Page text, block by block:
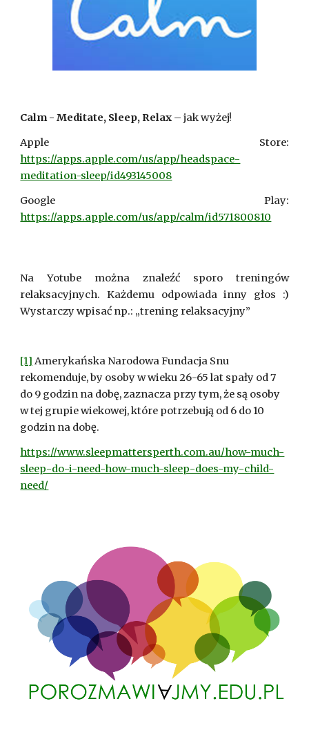
Calm - Meditate, Sleep, Relax – jak wyżej!
Apple Store:
https://apps.apple.com/us/app/headspace-
meditation-sleep/id493145008
Google Play:
https://apps.apple.com/us/app/calm/id571800810
Na Yotube można znaleźć sporo treningów
relaksacyjnych. Każdemu odpowiada inny głos :)
Wystarczy wpisać np.: „trening relaksacyjny”
[1] Amerykańska Narodowa Fundacja Snu
rekomenduje, by osoby w wieku 26-65 lat spały od 7
do 9 godzin na dobę, zaznacza przy tym, że są osoby
w tej grupie wiekowej, które potrzebują od 6 do 10
godzin na dobę.
https://www.sleepmattersperth.com.au/how-much-
sleep-do-i-need-how-much-sleep-does-my-child-
need/